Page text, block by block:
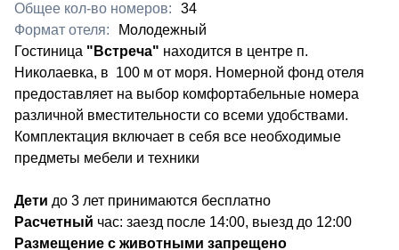
Общее кол-во номеров:
34
Формат отеля:
Молодежный
Гостиница "Встреча" находится в центре п.
Николаевка, в 100 м от моря. Номерной фонд отеля
предоставляет на выбор комфортабельные номера
различной вместительности со всеми удобствами.
Комплектация включает в себя все необходимые
предметы мебели и техники​
Дети до 3 лет принимаются бесплатно
Расчетный час: заезд после 14:00, выезд до 12:00
Размещение с животными запрещено